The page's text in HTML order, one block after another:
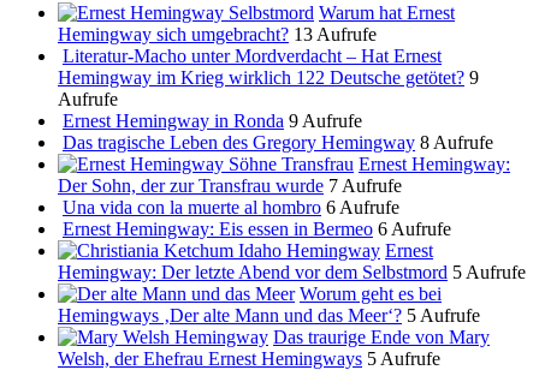
Warum hat Ernest
Hemingway sich umgebracht? 13 Aufrufe
Literatur-Macho unter Mordverdacht – Hat Ernest
Hemingway im Krieg wirklich 122 Deutsche getötet? 9
Aufrufe
Ernest Hemingway in Ronda 9 Aufrufe
Das tragische Leben des Gregory Hemingway 8 Aufrufe
Ernest Hemingway:
Der Sohn, der zur Transfrau wurde 7 Aufrufe
Una vida con la muerte al hombro 6 Aufrufe
Ernest Hemingway: Eis essen in Bermeo 6 Aufrufe
Ernest
Hemingway: Der letzte Abend vor dem Selbstmord 5 Aufrufe
Worum geht es bei
Hemingways ‚Der alte Mann und das Meer‘? 5 Aufrufe
Das traurige Ende von Mary
Welsh, der Ehefrau Ernest Hemingways 5 Aufrufe